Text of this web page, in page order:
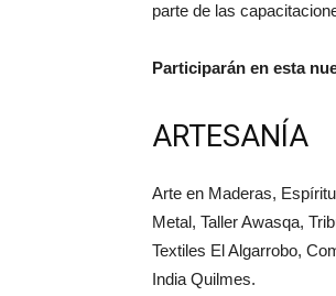
parte de las
Participarán en esta
ARTESANÍA
Arte en Maderas,
Metal, Taller Awasqa,
Textiles El Algarrobo,
India Quilmes.